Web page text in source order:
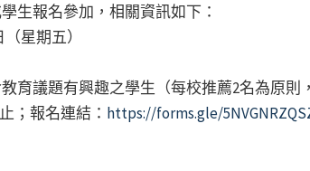
生報名參加，相關資訊如下：
星期五）
議題有興趣之學生（每校推薦2名為原則
；報名連結： https://forms.gle/